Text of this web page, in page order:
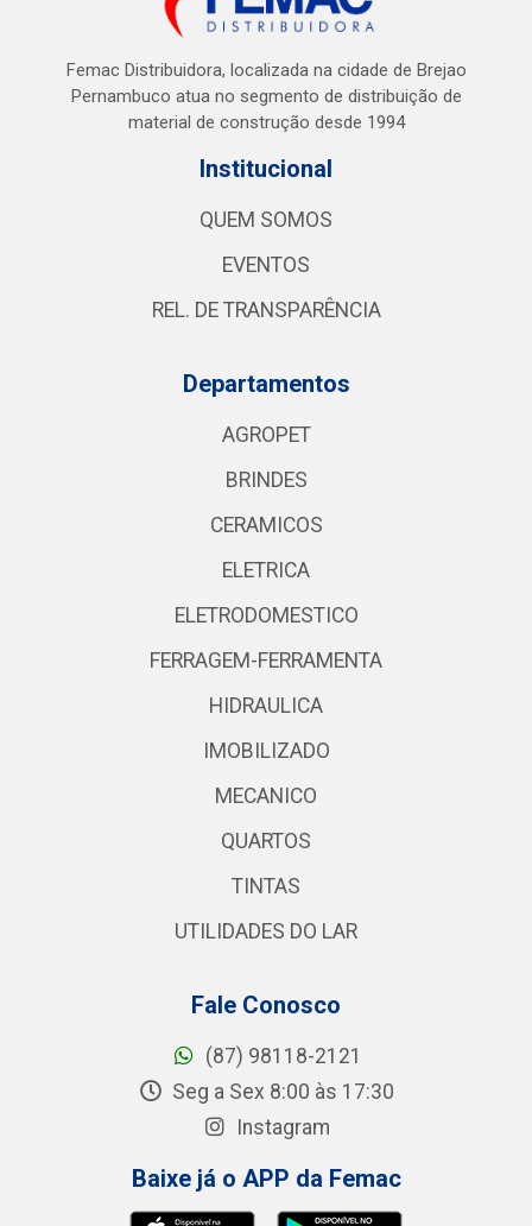
Femac Distribuidora, localizada na cidade de Brejao
Pernambuco atua no segmento de distribuição de
material de construção desde 1994
Institucional
QUEM SOMOS
EVENTOS
REL. DE TRANSPARÊNCIA
Departamentos
AGROPET
BRINDES
CERAMICOS
ELETRICA
ELETRODOMESTICO
FERRAGEM-FERRAMENTA
HIDRAULICA
IMOBILIZADO
MECANICO
QUARTOS
TINTAS
UTILIDADES DO LAR
Fale Conosco
(87) 98118-2121
Seg a Sex 8:00 às 17:30
Instagram
Baixe já o APP da Femac